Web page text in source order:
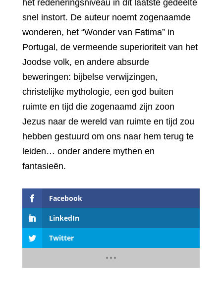
het redeneringsniveau in dit laatste gedeelte
snel instort. De auteur noemt zogenaamde
wonderen, het “Wonder van Fatima” in
Portugal, de vermeende superioriteit van het
Joodse volk, en andere absurde
beweringen: bijbelse verwijzingen,
christelijke mythologie, een god buiten
ruimte en tijd die zogenaamd zijn zoon
Jezus naar de wereld van ruimte en tijd zou
hebben gestuurd om ons naar hem terug te
leiden… onder andere mythen en
fantasieën.
Facebook
LinkedIn
Twitter